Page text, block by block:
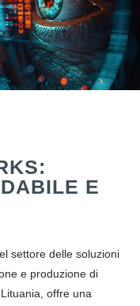
E
settore delle soluzioni
e produzione di
offre una